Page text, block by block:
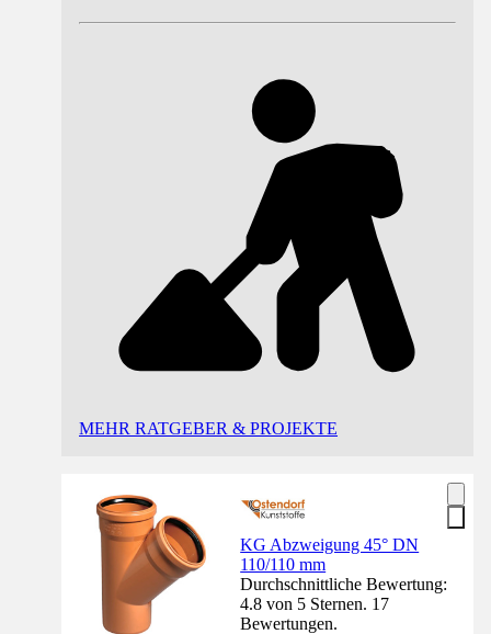
MEHR RATGEBER & PROJEKTE
KG Abzweigung 45° DN
110/110 mm
Durchschnittliche Bewertung:
4.8 von 5 Sternen. 17
Bewertungen.